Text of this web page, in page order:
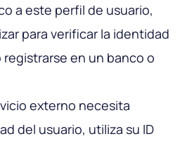
a este perfil de usuario,
para verificar la identidad
en un banco o
externo necesita
del usuario, utiliza su ID